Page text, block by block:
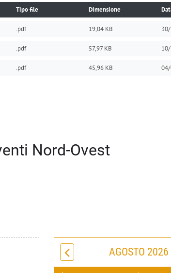
Tipo file Dimensione
.pdf 19,04 KB
.pdf 57,97 KB
.pdf 45,96 KB
Nord-Ovest
AGOSTO 2026